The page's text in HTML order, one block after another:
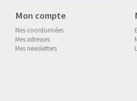
Mon compte
Mes coordonnées
Mes adresses
Mes newsletters